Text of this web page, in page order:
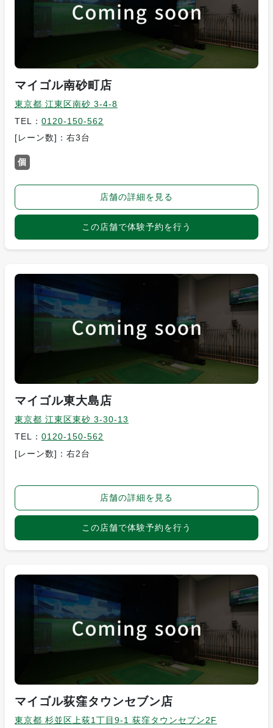
マイゴル南砂町店
東京都 江東区南砂 3-4-8
TEL： 0120-150-562
[レーン数]：右3台
個
店舗の詳細を見る
この店舗で体験予約を行う
マイゴル東大島店
東京都 江東区東砂 3-30-13
TEL： 0120-150-562
[レーン数]：右2台
店舗の詳細を見る
この店舗で体験予約を行う
マイゴル荻窪タウンセブン店
東京都 杉並区上荻1丁目9-1 荻窪タウンセブン2F